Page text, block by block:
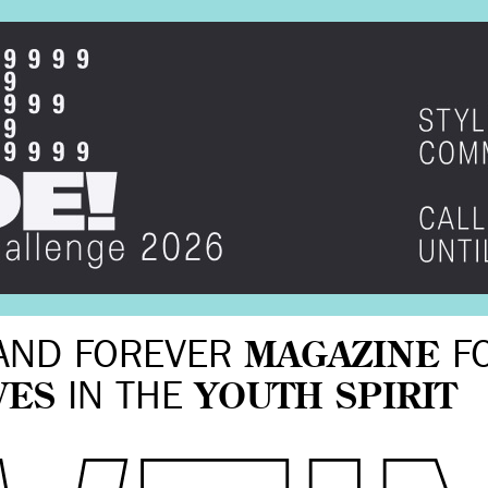
FOREVER MAGAZINE
IN THE YOUTH SPIRIT